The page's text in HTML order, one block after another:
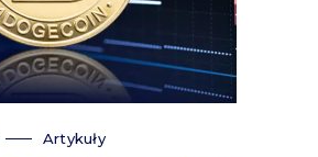
Artykuły